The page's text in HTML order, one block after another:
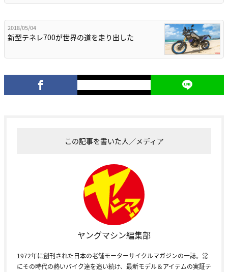
2018/05/04
新型テネレ700が世界の道を走り出した
この記事を書いた人／メディア
ヤングマシン編集部
1972年に創刊された日本の老舗モーターサイクルマガジンの一誌。常
にその時代の熱いバイク達を追い続け、最新モデル＆アイテムの実証テ